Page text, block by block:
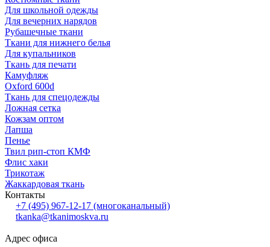
Для школьной одежды
Для вечерних нарядов
Рубашечные ткани
Ткани для нижнего белья
Для купальников
Ткань для печати
Камуфляж
Oxford 600d
Ткань для спецодежды
Ложная сетка
Кожзам оптом
Лапша
Пенье
Твил рип-стоп КМФ
Флис хаки
Трикотаж
Жаккардовая ткань
Контакты
+7 (495) 967-12-17 (многоканальный)
tkanka@tkanimoskva.ru
Адрес офиса